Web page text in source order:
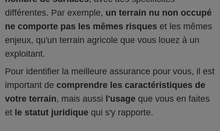
différentes. Par exemple, un terrain nu non occupé
ne comporte pas les mêmes risques et les mêmes
enjeux, qu'un terrain agricole que vous louez à un
exploitant.
Pour identifier la meilleure assurance pour vous, il est
important de comprendre les caractéristiques de
votre terrain, mais aussi l'usage que vous en faites
et le statut juridique qui s'y rapporte.